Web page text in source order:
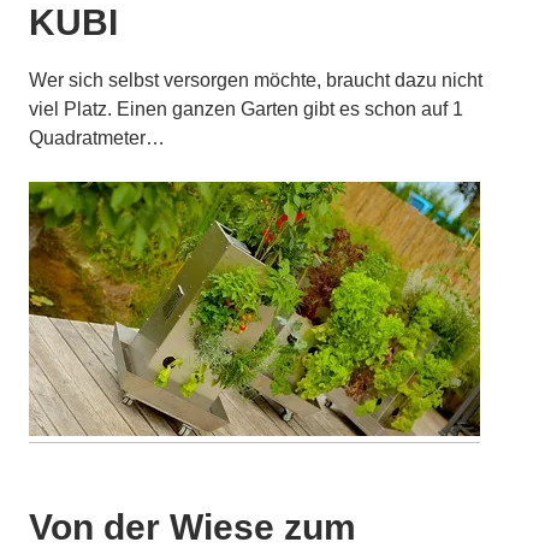
KUBI
Wer sich selbst versorgen möchte, braucht dazu nicht
viel Platz. Einen ganzen Garten gibt es schon auf 1
Quadratmeter…
Von der Wiese zum